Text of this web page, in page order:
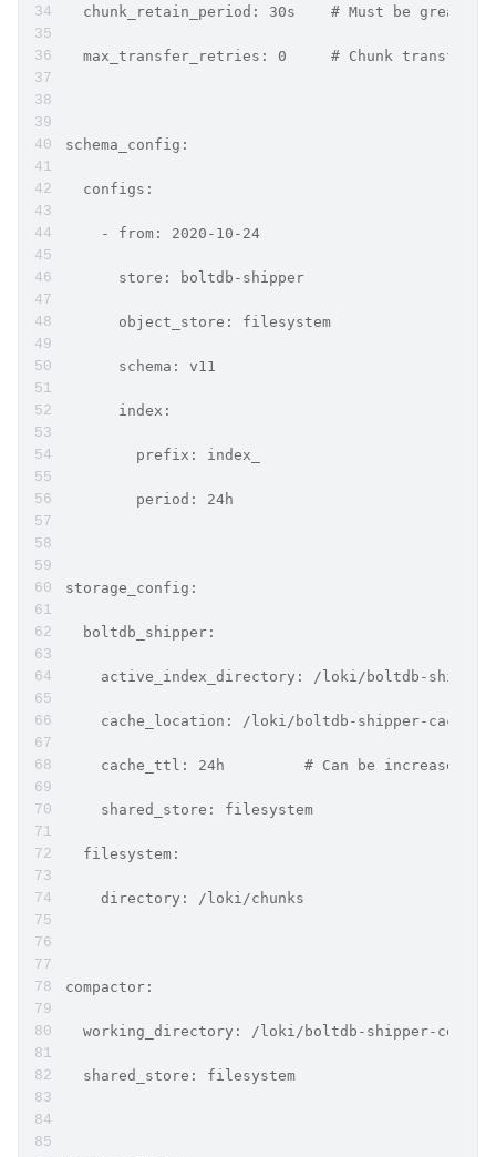
chunk_retain_period: 30s    # Must be greater
max_transfer_retries: 0     # Chunk transfers
schema_config:
  configs:
    - from: 2020-10-24
      store: boltdb-shipper
      object_store: filesystem
      schema: v11
      index:
        prefix: index_
        period: 24h
storage_config:
  boltdb_shipper:
active_index_directory: /loki/boltdb-
    cache_location: /loki/boltdb-shipper-cache
cache_ttl: 24h         # Can be increased
    shared_store: filesystem
  filesystem:
    directory: /loki/chunks
compactor:
working_directory: /loki/boltdb-shipper-
  shared_store: filesystem